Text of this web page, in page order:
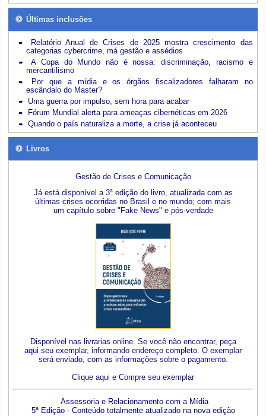
Últimas inclusões
Relatório Anual de Crises de 2025 mostra crescimento das
categorias cybercrime, má gestão e assédios
A Copa do Mundo não é nossa: discriminação, racismo e
mercantilismo
Por que a mídia e os órgãos fiscalizadores falharam no
escândalo do Master?
Uma guerra por impulso, sem hora para acabar
Fórum Mundial alerta para ameaças cibernéticas em 2026
Quando o país naturaliza a morte, a crise já aconteceu
Livros
Gestão de Crises e Comunicação
Já está disponível a 3ª edição do livro, atualizada com as
últimas crises ocorridas no Brasil e no mundo; com mais
um capítulo sobre "Fake News" e pós-verdade
Disponível nas livrarias online. Se você não encontrar, peça
aqui seu exemplar, informando endereço completo. O exemplar
será enviado, com as informações sobre o pagamento.
Clique aqui e Compre seu exemplar
Assessoria e Relacionamento com a Mídia
5ª Edição - Conteúdo totalmente atualizado na nova edição